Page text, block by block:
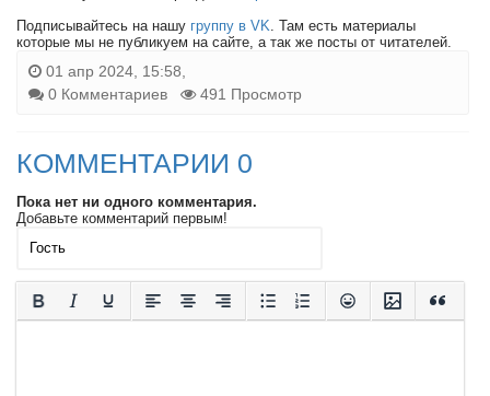
Подписывайтесь на нашу группу в VK . Там есть материалы
которые мы не публикуем на сайте, а так же посты от читателей.
01 апр 2024, 15:58,
0 Комментариев
491 Просмотр
КОММЕНТАРИИ 0
Пока нет ни одного комментария.
Добавьте комментарий первым!